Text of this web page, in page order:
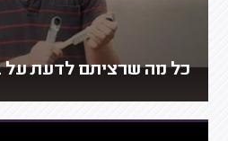
כל מה שרציתם לדעת על